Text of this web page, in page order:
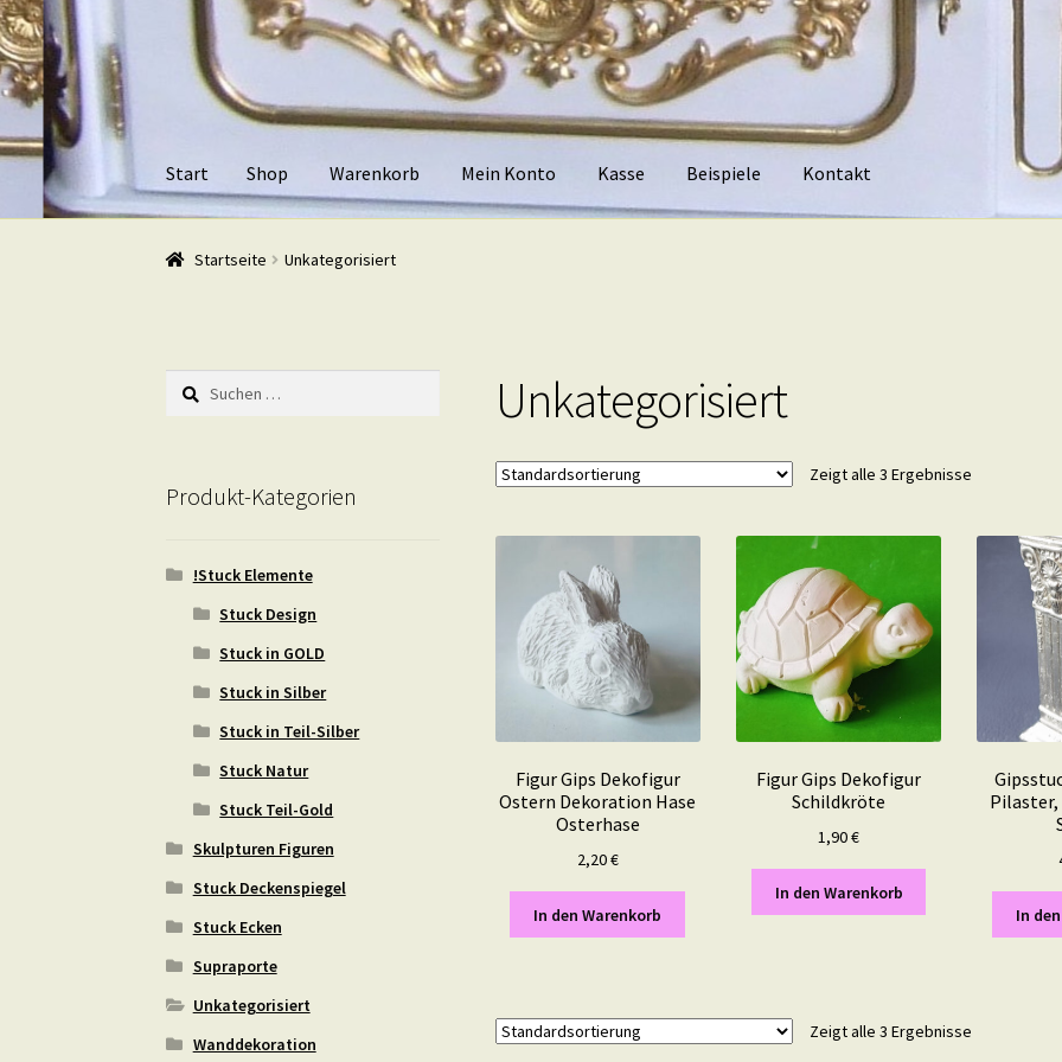
Zur
Navigation
springen
Zum
Inhalt
springen
Start Shop Warenkorb Mein Konto Kasse Beispiele Kontakt
Start ShopWarenkorb Mein Konto
Startseite Unkategorisiert
Unkategorisiert
Zeigt alle 3 Ergebnisse
Figur Gips Dekofigur
Ostern Dekoration Hase
Osterhase
2,20€
In den Warenkorb
Figur Gips Dekofigur
Schildkröte
1,90€
In den Warenkorb
Pilaster,
In
Zeigt alle 3 Ergebnisse
Suchen
nach:
Produkt-Kategorien
!Stuck Elemente
Stuck Design
Stuck in GOLD
Stuck in Silber
Stuck in Teil-Silber
Stuck Natur
Stuck Teil-Gold
Skulpturen Figuren
Stuck Deckenspiegel
Stuck Ecken
Supraporte
Unkategorisiert
Wanddekoration